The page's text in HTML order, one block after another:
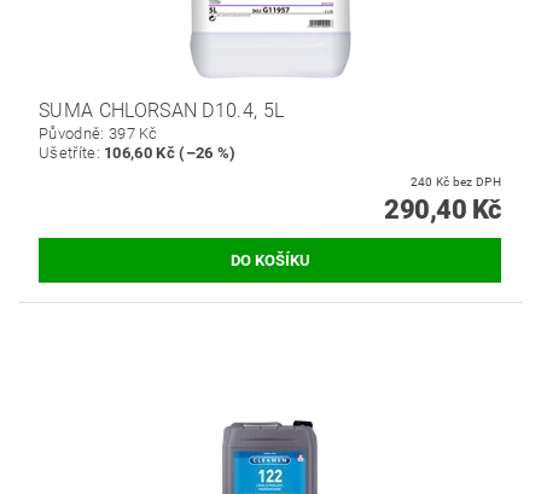
SUMA CHLORSAN D10.4, 5L
Původně: 397 Kč
Ušetříte: 106,60 Kč (–26 %)
240 Kč bez DPH
290,40 Kč